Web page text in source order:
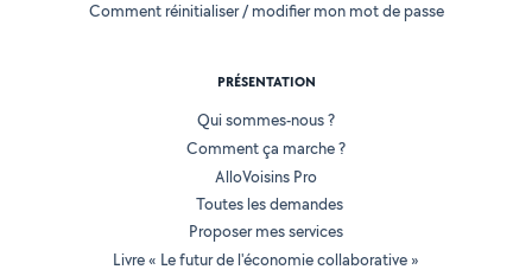
Comment réinitialiser / modifier mon mot de passe
PRÉSENTATION
Qui sommes-nous ?
Comment ça marche ?
AlloVoisins Pro
Toutes les demandes
Proposer mes services
Livre « Le futur de l'économie collaborative »